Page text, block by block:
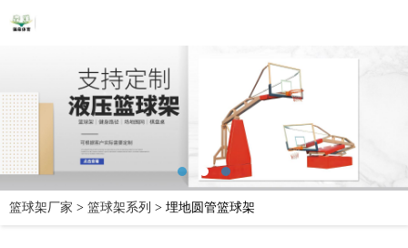
篮球架厂家 > 篮球架系列 > 埋地圆管篮球架